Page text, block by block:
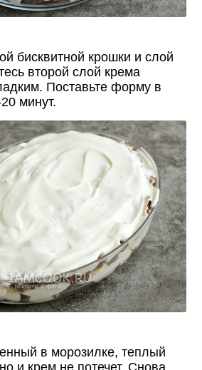
бисквитной крошки и слой
второй слой крема
Поставьте форму в
минут.
в морозилке, теплый
и крем не потечет. Снова